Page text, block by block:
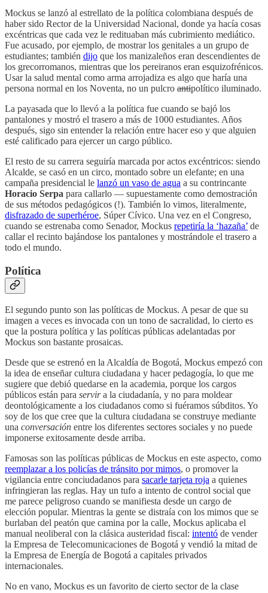
Mockus se lanzó al estrellato de la política colombiana después de
haber sido Rector de la Universidad Nacional, donde ya hacía cosas
excéntricas que cada vez le redituaban más cubrimiento mediático.
Fue acusado, por ejemplo, de mostrar los genitales a un grupo de
estudiantes; también dijo que los manizaleños eran descendientes de
los grecorromanos, mientras que los pereiranos eran esquizofrénicos.
Usar la salud mental como arma arrojadiza es algo que haría una
persona normal en los Noventa, no un pulcro antipolítico iluminado.
La payasada que lo llevó a la política fue cuando se bajó los
pantalones y mostró el trasero a más de 1000 estudiantes. Años
después, sigo sin entender la relación entre hacer eso y que alguien
esté calificado para ejercer un cargo público.
El resto de su carrera seguiría marcada por actos excéntricos: siendo
Alcalde, se casó en un circo, montado sobre un elefante; en una
campaña presidencial le lanzó un vaso de agua a su contrincante
Horacio Serpa para callarlo — supuestamente como demostración
de sus métodos pedagógicos (!). También lo vimos, literalmente,
disfrazado de superhéroe, Súper Cívico. Una vez en el Congreso,
cuando se estrenaba como Senador, Mockus repetiría la ‘hazaña’ de
callar el recinto bajándose los pantalones y mostrándole el trasero a
todo el mundo.
Política
El segundo punto son las políticas de Mockus. A pesar de que su
imagen a veces es invocada con un tono de sacralidad, lo cierto es
que la postura política y las políticas públicas adelantadas por
Mockus son bastante prosaicas.
Desde que se estrenó en la Alcaldía de Bogotá, Mockus empezó con
la idea de enseñar cultura ciudadana y hacer pedagogía, lo que me
sugiere que debió quedarse en la academia, porque los cargos
públicos están para servira la ciudadanía, y no para moldear
deontológicamente a los ciudadanos como si fuéramos súbditos. Yo
soy de los que cree que la cultura ciudadana se construye mediante
una conversación entre los diferentes sectores sociales y no puede
imponerse exitosamente desde arriba.
Famosas son las políticas públicas de Mockus en este aspecto, como
reemplazar a los policías de tránsito por mimos, o promover la
vigilancia entre conciudadanos para sacarle tarjeta roja a quienes
infringieran las reglas. Hay un tufo a intento de control social que
me parece peligroso cuando se manifiesta desde un cargo de
elección popular. Mientras la gente se distraía con los mimos que se
burlaban del peatón que camina por la calle, Mockus aplicaba el
manual neoliberal con la clásica austeridad fiscal: intentó de vender
la Empresa de Telecomunicaciones de Bogotá y vendió la mitad de
la Empresa de Energía de Bogotá a capitales privados
internacionales.
No en vano, Mockus es un favorito de cierto sector de la clase